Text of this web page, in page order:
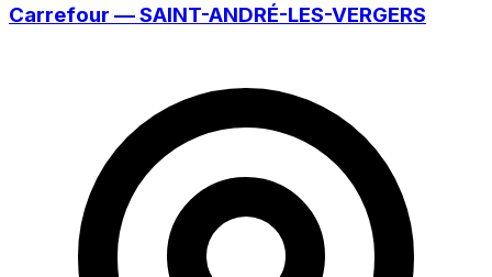
Carrefour — SAINT-ANDRÉ-LES-VERGERS